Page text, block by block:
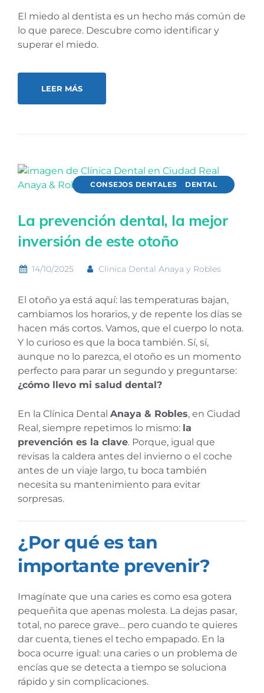
El miedo al dentista es un hecho más común de
lo que parece. Descubre como identificar y
superar el miedo.
LEER MÁS
CONSEJOS DENTALES DENTAL
La prevención dental, la mejor
inversión de este otoño
14/10/2025 Clinica Dental Anaya y Robles
El otoño ya está aquí: las temperaturas bajan,
cambiamos los horarios, y de repente los días se
hacen más cortos. Vamos, que el cuerpo lo nota.
Y lo curioso es que la boca también. Sí, sí,
aunque no lo parezca, el otoño es un momento
perfecto para parar un segundo y preguntarse:
¿cómo llevo mi salud dental?
En la Clínica Dental Anaya & Robles, en Ciudad
Real, siempre repetimos lo mismo: la
prevención es la clave. Porque, igual que
revisas la caldera antes del invierno o el coche
antes de un viaje largo, tu boca también
necesita su mantenimiento para evitar
sorpresas.
¿Por qué es tan
importante prevenir?
Imagínate que una caries es como esa gotera
pequeñita que apenas molesta. La dejas pasar,
total, no parece grave… pero cuando te quieres
dar cuenta, tienes el techo empapado. En la
boca ocurre igual: una caries o un problema de
encías que se detecta a tiempo se soluciona
rápido y sin complicaciones.